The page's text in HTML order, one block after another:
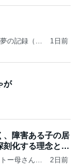
の記録（続
1日前
が
、障害ある子の居
刻化する理念と現
ー母さんの
2日前